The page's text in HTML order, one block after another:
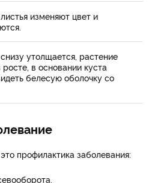
изменяют цвет и
утолщается, растение
росте, в основании куста
белесую оболочку со
профилактика заболевания: